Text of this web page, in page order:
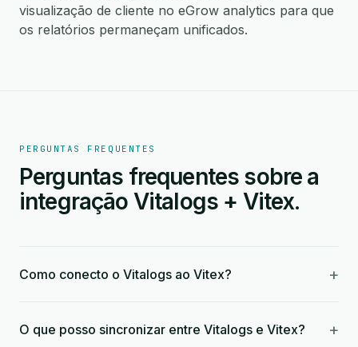
visualização de cliente no eGrow analytics para que
os relatórios permaneçam unificados.
PERGUNTAS FREQUENTES
Perguntas frequentes sobre a
integração Vitalogs + Vitex.
Como conecto o Vitalogs ao Vitex? +
O que posso sincronizar entre Vitalogs e Vitex? +